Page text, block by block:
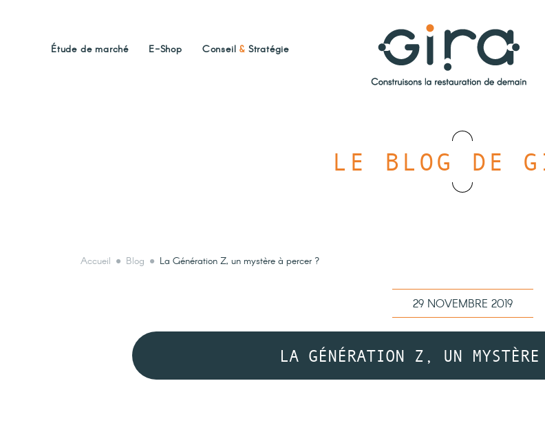
Étude de marché E-Shop Conseil& Stratégie
LE BLOG DE
Accueil Blog La Génération Z, un mystère à percer ?
29 NOVEMBRE 2019
LA GÉNÉRATION Z, UN